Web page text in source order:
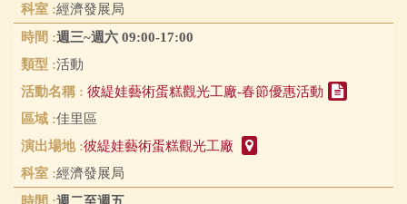
經濟發展局
週三~週六 09:00-17:00
活動
彼緹娃藝術蛋糕觀光工廠-春節優惠活動
佳里區
彼緹娃藝術蛋糕觀光工廠
經濟發展局